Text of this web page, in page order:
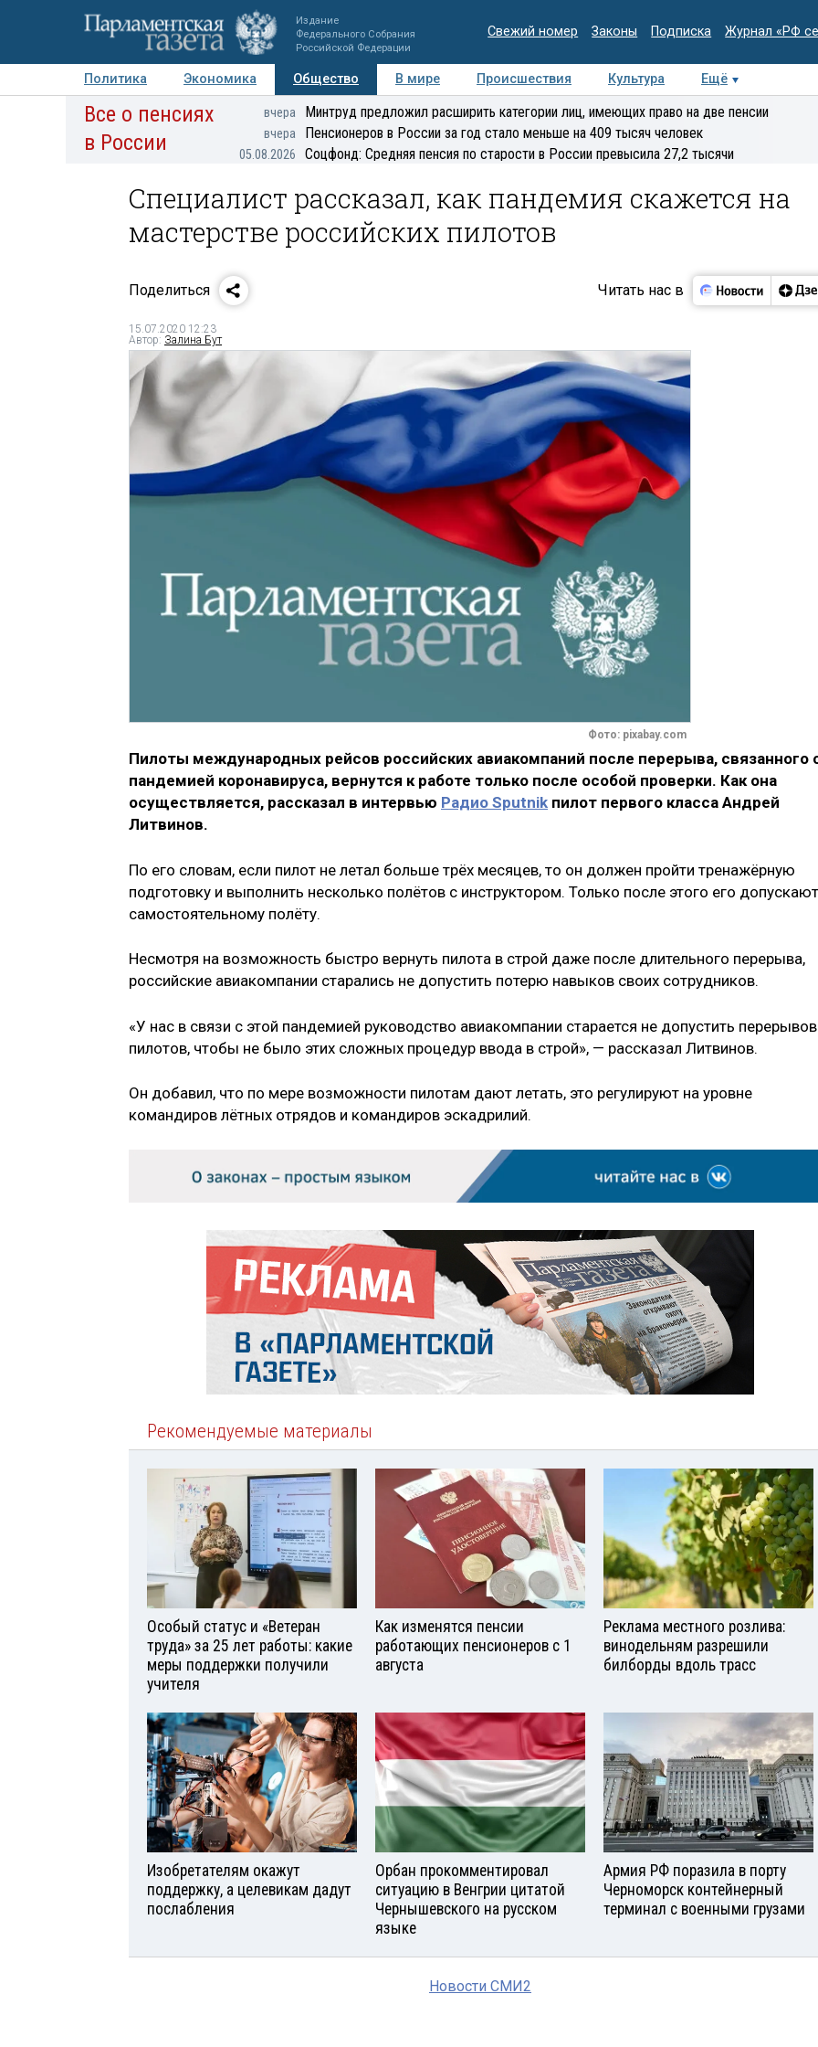
Издание
Федерального Собрания
Российской Федерации
Свежий номер Законы Подписка Журнал «РФ
Политика Экономика Общество В мире Происшествия Культура
Ещё
Авторы Персоны Мнения Регионы Медиацентр Интервью Колумнисты
Все о пенсиях
в России
вчера Минтруд предложил расширить категории лиц, имеющих право на две пенсии
вчера Пенсионеров в России за год стало меньше на 409 тысяч человек
05.08.2026 Соцфонд: Средняя пенсия по старости в России превысила 27,2 тысячи
Специалист рассказал, как пандемия скажется на
мастерстве российских пилотов
Поделиться Читать нас в
15.07.2020 12:23
Автор: Залина Бут
Фото: pixabay.com
Пилоты международных рейсов российских авиакомпаний после перерыва, связанного
пандемией коронавируса, вернутся к работе только после особой проверки. Как она
осуществляется, рассказал в интервью Радио Sputnik пилот первого класса Андрей
Литвинов.
По его словам, если пилот не летал больше трёх месяцев, то он должен пройти тренажёрную
подготовку и выполнить несколько полётов с инструктором. Только после этого его
самостоятельному полёту.
Несмотря на возможность быстро вернуть пилота в строй даже после длительного перерыва,
российские авиакомпании старались не допустить потерю навыков своих сотрудников.
«У нас в связи с этой пандемией руководство авиакомпании старается не допустить
пилотов, чтобы не было этих сложных процедур ввода в строй», — рассказал Литвинов.
Он добавил, что по мере возможности пилотам дают летать, это регулируют на уровне
командиров лётных отрядов и командиров эскадрилий.
Рекомендуемые материалы
Особый статус и «Ветеран
труда» за 25 лет работы: какие
меры поддержки получили
учителя
Как изменятся пенсии
работающих пенсионеров с 1
августа
Реклама местного розлива:
винодельням разрешили
билборды вдоль трасс
Изобретателям окажут
поддержку, а целевикам дадут
послабления
Орбан прокомментировал
ситуацию в Венгрии цитатой
Чернышевского на русском
языке
Армия РФ поразила в порту
Черноморск контейнерный
терминал с военными грузами
Новости СМИ2